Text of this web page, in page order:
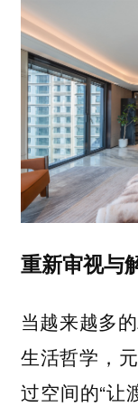
重新审视与
当越来越多
生活哲学，
过空间的“让